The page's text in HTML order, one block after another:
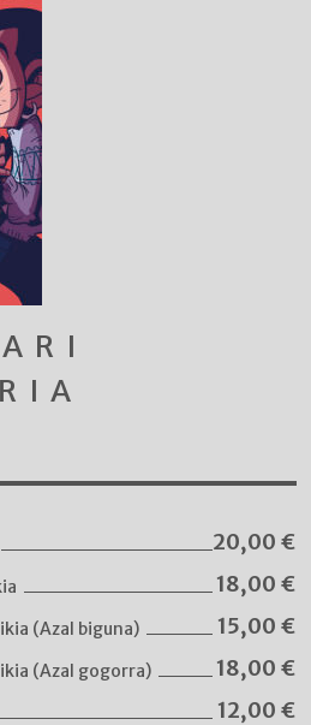
20,00 €
18,00 €
(Azal biguna) 15,00 €
(Azal gogorra) 18,00 €
12,00 €